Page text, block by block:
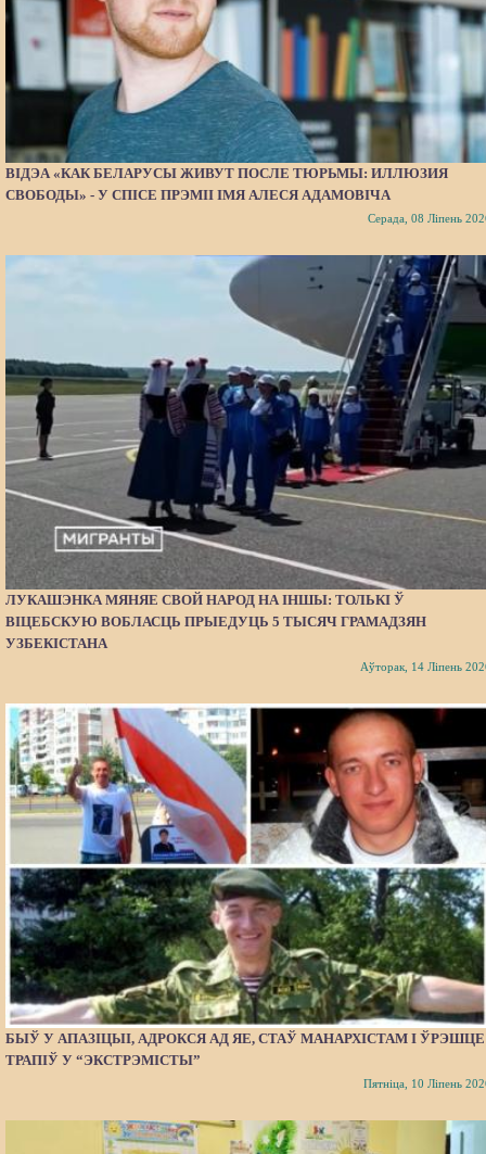
ВІДЭА «КАК БЕЛАРУСЫ ЖИВУТ ПОСЛЕ ТЮРЬМЫ: ИЛЛЮЗИЯ
СВОБОДЫ» - У СПІСЕ ПРЭМІІ ІМЯ АЛЕСЯ АДАМОВІЧА
Серада, 08 Ліпень
ЛУКАШЭНКА МЯНЯЕ СВОЙ НАРОД НА ІНШЫ: ТОЛЬКІ Ў
ВІЦЕБСКУЮ ВОБЛАСЦЬ ПРЫЕДУЦЬ 5 ТЫСЯЧ ГРАМАДЗЯН
УЗБЕКІСТАНА
Аўторак, 14 Ліпень
БЫЎ У АПАЗІЦЫІ, АДРОКСЯ АД ЯЕ, СТАЎ МАНАРХІСТАМ І ЎРЭШЦЕ
ТРАПІЎ У “ЭКСТРЭМІСТЫ”
Пятніца, 10 Ліпень